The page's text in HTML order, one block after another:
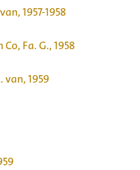
1957-1958
Fa. G., 1958
van, 1959